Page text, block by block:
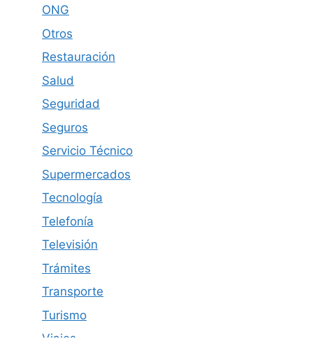
ONG
Otros
Restauración
Salud
Seguridad
Seguros
Servicio Técnico
Supermercados
Tecnología
Telefonía
Televisión
Trámites
Transporte
Turismo